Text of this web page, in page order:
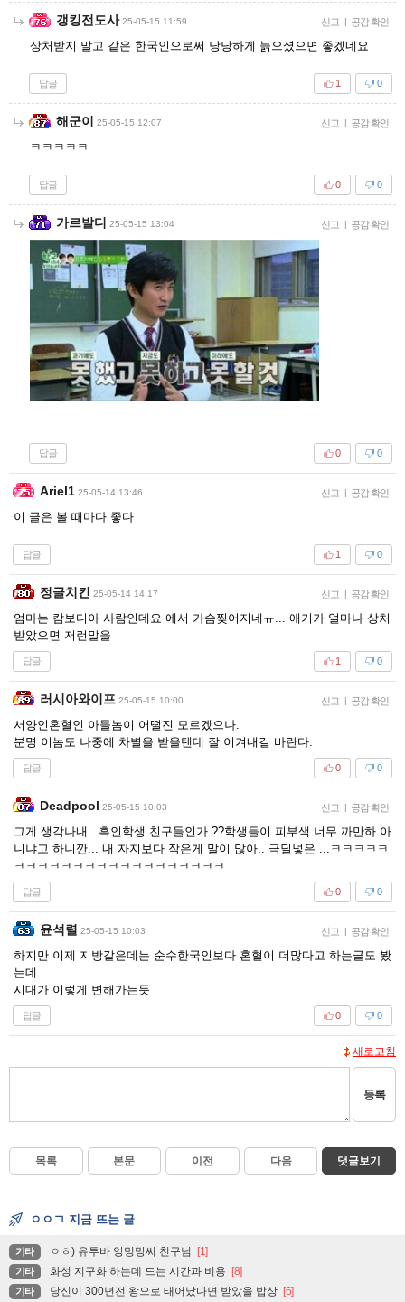
갱킹전도사 25-05-15 11:59 신고 | 공감 확인
상처받지 말고 같은 한국인으로써 당당하게 늙으셨으면 좋겠네요
답글 0
1
해군이 25-05-15 12:07 신고 | 공감 확인
ㅋㅋㅋㅋㅋ
답글 0
0
가르발디 25-05-15 13:04 신고 | 공감 확인
답글 0
0
Ariel1 25-05-14 13:46 신고 | 공감 확인
이 글은 볼 때마다 좋다
답글 0
1
정글치킨 25-05-14 14:17 신고 | 공감 확인
엄마는 캄보디아 사람인데요 에서 가슴찢어지네ㅠ... 애기가 얼마나 상처
받았으면 저런말을
답글 0
1
러시아와이프 25-05-15 10:00 신고 | 공감 확인
서양인혼혈인 아들놈이 어떨진 모르겠으나.
분명 이놈도 나중에 차별을 받을텐데 잘 이겨내길 바란다.
답글 0
0
Deadpool 25-05-15 10:03 신고 | 공감 확인
그게 생각나내...흑인학생 친구들인가 ??학생들이 피부색 너무 까만하 아
니냐고 하니깐... 내 자지보다 작은게 말이 많아.. 극딜넣은 ...ㅋㅋㅋㅋㅋ
ㅋㅋㅋㅋㅋㅋㅋㅋㅋㅋㅋㅋㅋㅋㅋㅋㅋㅋ
답글 0
0
윤석렬 25-05-15 10:03 신고 | 공감 확인
하지만 이제 지방같은데는 순수한국인보다 혼혈이 더많다고 하는글도 봤
는데
시대가 이렇게 변해가는듯
답글 0
0
새로고침
등록
목록 본문 이전 다음 댓글보기
ㅇㅇㄱ 지금 뜨는 글
기타 ㅇㅎ) 유투바 앙밍망씨 친구님 [1]
기타 화성 지구화 하는데 드는 시간과 비용 [8]
기타 당신이 300년전 왕으로 태어났다면 받았을 밥상 [6]